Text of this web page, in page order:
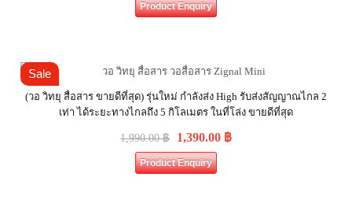
Product Enquiry
Sale
(วอ วิทยุ สื่อสาร ขายดีที่สุด) รุ่นใหม่ กำลังส่ง High รับส่งสัญญาณไกล 2
เท่า ได้ระยะทางไกลถึง 5 กิโลเมตร ในที่โล่ง ขายดีที่สุด
1,990.00฿ 1,390.00 ฿
Product Enquiry